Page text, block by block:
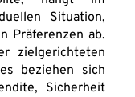
Situation,
Präferenzen ab.
zielgerichteten
beziehen sich
Sicherheit